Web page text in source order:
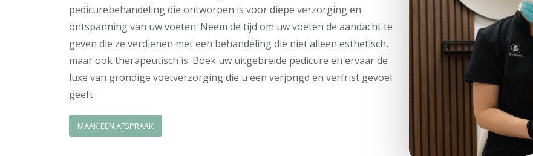
pedicurebehandeling die ontworpen is voor diepe verzorging en
ontspanning van uw voeten. Neem de tijd om uw voeten de aandacht te
geven die ze verdienen met een behandeling die niet alleen esthetisch,
maar ook therapeutisch is. Boek uw uitgebreide pedicure en ervaar de
luxe van grondige voetverzorging die u een verjongd en verfrist gevoel
geeft.
MAAK EEN AFSPRAAK